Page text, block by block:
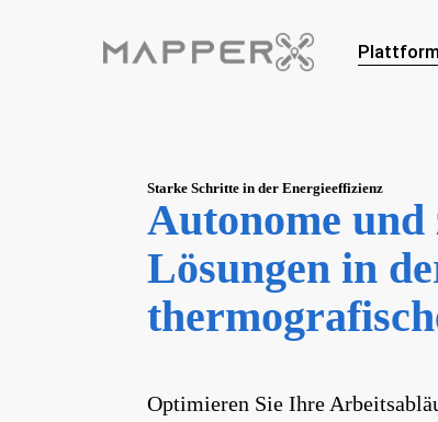
Plattform
Starke Schritte in der Energieeffizienz
Autonome und
Lösungen in
Optimieren Sie Ihre